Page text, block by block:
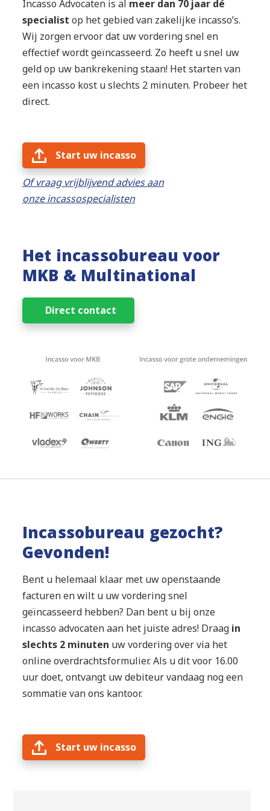
Incasso Advocaten is al meer dan 70 jaar dé
specialist op het gebied van zakelijke incasso’s.
Wij zorgen ervoor dat uw vordering snel en
effectief wordt geïncasseerd. Zo heeft u snel uw
geld op uw bankrekening staan! Het starten van
een incasso kost u slechts 2 minuten. Probeer het
direct.
Start uw incasso
Of vraag vrijblijvend advies aan
onze incassospecialisten
Het incassobureau voor
MKB & Multinational
Direct contact
Incassobureau gezocht?
Gevonden!
Bent u helemaal klaar met uw openstaande
facturen en wilt u uw vordering snel
geïncasseerd hebben? Dan bent u bij onze
incasso advocaten aan het juiste adres! Draag in
slechts 2 minuten uw vordering over via het
online overdrachtsformulier. Als u dit voor 16.00
uur doet, ontvangt uw debiteur vandaag nog een
sommatie van ons kantoor.
Start uw incasso